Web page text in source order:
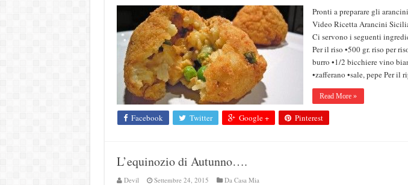
Pronti a preparare gli
Video Ricetta Arancini
Ci servono i seguenti
Per il riso •500 gr. riso per
burro •1/2 bicchiere vino
•zafferano •sale, pepe Per il
Read More »
Facebook Twitter Google + Pinterest
L’equinozio di Autunno….
Devil Settembre 24, 2015 Da Casa Mia